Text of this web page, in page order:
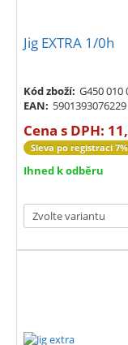
Jig EXTRA 1/0h
Kód zboží: G450 010
EAN: 5901393076229
Cena s DPH:
Sleva po registraci 7%
Ihned k odběru